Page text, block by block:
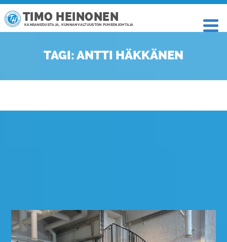
TIMO HEINONEN
KANSANEDUSTAJA, KUNNANVALTUUSTON PUHEENJOHTAJA
TAGI: ANTTI HÄKKÄNEN